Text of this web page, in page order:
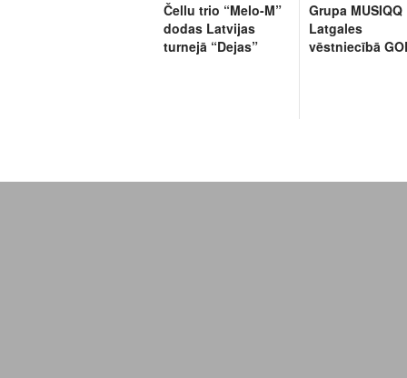
Čellu trio “Melo-M”
dodas Latvijas
turnejā “Dejas”
Grupa MUSIQQ
Latgales
vēstniecībā